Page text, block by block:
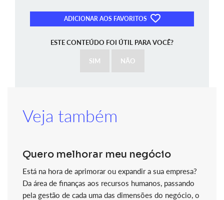
ADICIONAR AOS FAVORITOS
ESTE CONTEÚDO FOI ÚTIL PARA VOCÊ?
SIM NÃO
Veja também
Quero melhorar meu negócio
Está na hora de aprimorar ou expandir a sua empresa?
Da área de finanças aos recursos humanos, passando
pela gestão de cada uma das dimensões do negócio, o